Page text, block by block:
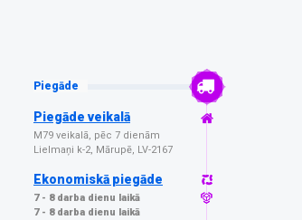
Piegāde
Piegāde veikalā
M79 veikalā, pēc 7 dienām
Lielmaņi k-2, Mārupē, LV-2167
Ekonomiskā piegāde
7 - 8 darba dienu laikā
7 - 8 darba dienu laikā